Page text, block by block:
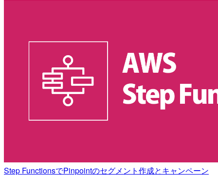
Step FunctionsでPinpointのセグメント作成とキャンペーン